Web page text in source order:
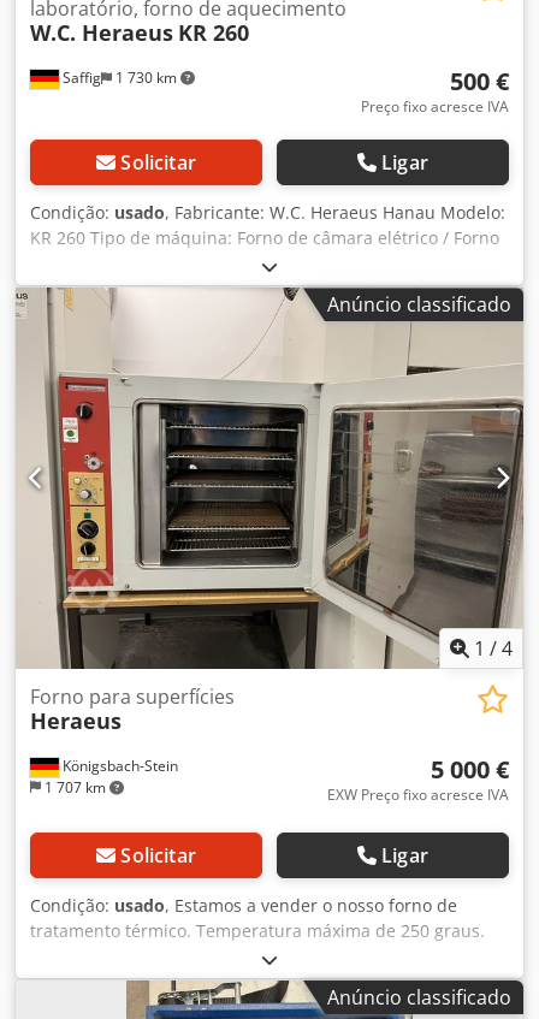
Saffig 1 730 km
laboratório, forno de aquecimento
W.C. Heraeus KR 260
500 €
Preço fixo acresce IVA
Solicitar Ligar
Condição: usado, Fabricante: W.C. Heraeus Hanau Modelo:
KR 260 Tipo de máquina: Forno de câmara elétrico / Forno
de laboratório / Forno de tratamento térmico À venda, um
forno industrial de alta qualidade do renomado fabricante
W.C. Heraeus Hanau, modelo KR 260. O forno é ideal para
processos de tratamento térmico, recozimento, testes de
materiais, aplicações de laboratório, bem como tarefas de
pesquisa e desenvolvimento. Características: Construção
robusta para uso industrial Forno de câmara com
aquecimento elétrico Distribuição uniforme da
temperatura Controlo de temperatura para processos
precisos Ideal para laboratórios, oficinas, indústria e
pesquisa Fabricação de alta qualidade alemã Temperatura
máxima: 1150°C Tensão: 330V 50Hz Potência: 11,4kW; 20A
Áreas de aplicação: Tratamento térmico de metais
Recozimento e têmpera Testes de materiais Aplicações em
cerâmica e laboratório Pesquisa e desenvolvimento
Dcjdpoznvzdjfx Aggsk Dimensões da câmara interna:
Largura: 260 Altura: 180 Profundidade: 500
Anúncio classificado
1 /4
Königsbach-Stein
1 707 km
Forno para superfícies
Heraeus
5 000 €
EXW Preço fixo acresce IVA
Solicitar Ligar
Condição: usado, Estamos a vender o nosso forno de
tratamento térmico. Temperatura máxima de 250 graus.
Djdpozndtzjfx Aggock O forno funciona perfeitamente e
está a ser vendido devido à mudança de instalações.
Oferecemos apenas a opção de recolha nas nossas
Anúncio classificado